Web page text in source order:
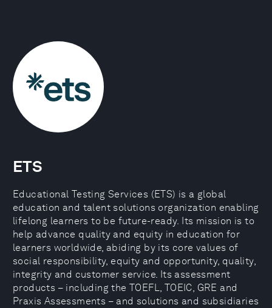
ETS
Educational Testing Services (ETS) is a global
education and talent solutions organization enabling
lifelong learners to be future-ready. Its mission is to
help advance quality and equity in education for
learners worldwide, abiding by its core values of
social responsibility, equity and opportunity, quality,
integrity and customer service. Its assessment
products – including the TOEFL, TOEIC, GRE and
Praxis Assessments – and solutions and subsidiaries